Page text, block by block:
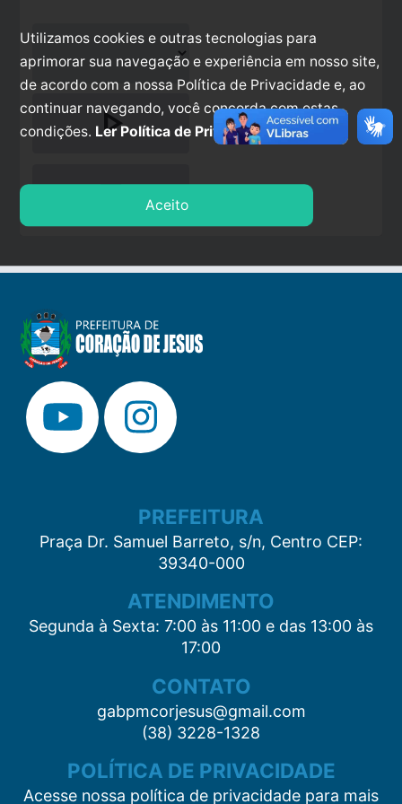
play_arrow
stop
PREFEITURA
Praça Dr. Samuel Barreto, s/n, Centro CEP:
39340-000
ATENDIMENTO
Segunda à Sexta: 7:00 às 11:00 e das 13:00 às
17:00
CONTATO
gabpmcorjesus@gmail.com
(38) 3228-1328
POLÍTICA DE PRIVACIDADE
Acesse nossa política de privacidade para mais
Utilizamos cookies e outras tecnologias para
aprimorar sua navegação e experiência em nosso site,
de acordo com a nossa Política de Privacidade e, ao
continuar navegando, você concorda com estas
condições. Ler Política de Privacidade.
Aceito